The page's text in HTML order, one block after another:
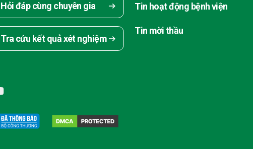
Hỏi đáp cùng chuyên gia
Tra cứu kết quả xét nghiệm
Tin hoạt động bệnh viện
Tin mời thầu